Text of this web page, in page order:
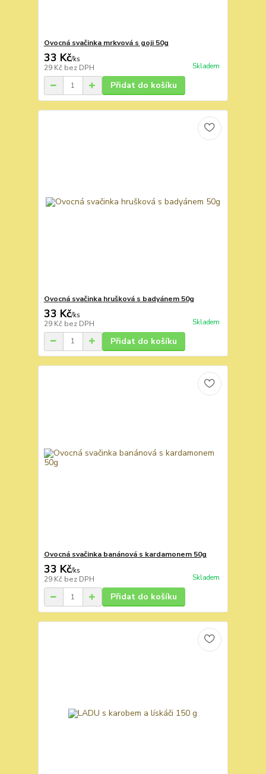
Ovocná svačinka mrkvová s goji 50g
33 Kč/ks
29 Kč bez DPH Skladem
Přidat do košíku
Ovocná svačinka hrušková s badyánem 50g
33 Kč/ks
29 Kč bez DPH Skladem
Přidat do košíku
Ovocná svačinka banánová s kardamonem 50g
33 Kč/ks
29 Kč bez DPH Skladem
Přidat do košíku